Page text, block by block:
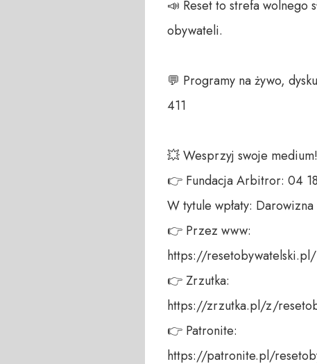
📣 Reset to strefa wolnego
obywateli.
💬 Programy na żywo,
411
💥 Wesprzyj swoje medium!
👉 Fundacja Arbitror: 04
W tytule wpłaty:
👉 Przez www:
https://resetobywatelski.pl/
👉 Zrzutka:
https://zrzutka.pl/z/
👉 Patronite:
https://patronite.pl/